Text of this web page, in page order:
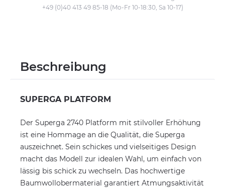
+49 (0)40 413 49 85-18 (Mo-Fr 10-18:30, Sa 10-17)
Beschreibung
SUPERGA PLATFORM
Der Superga 2740 Platform mit stilvoller Erhöhung
ist eine Hommage an die Qualität, die Superga
auszeichnet. Sein schickes und vielseitiges Design
macht das Modell zur idealen Wahl, um einfach von
lässig bis schick zu wechseln. Das hochwertige
Baumwollobermaterial garantiert Atmungsaktivität